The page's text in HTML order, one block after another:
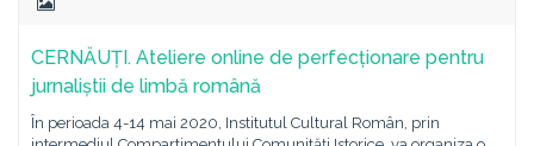
CERNĂUȚI. Ateliere online de perfecționare pentru
jurnaliștii de limbă română
În perioada 4-14 mai 2020, Institutul Cultural Român, prin